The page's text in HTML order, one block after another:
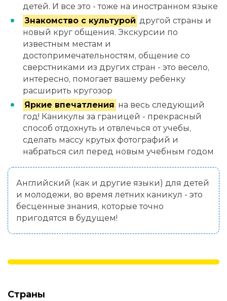
детей. И все это - тоже на иностранном языке
Знакомство с культурой другой страны и
новый круг общения. Экскурсии по
известным местам и
достопримечательностям, общение со
сверстниками из других стран - это весело,
интересно, помогает вашему ребенку
расширить кругозор
Яркие впечатления на весь следующий
год! Каникулы за границей - прекрасный
способ отдохнуть и отвлечься от учебы,
сделать массу крутых фотографий и
набраться сил перед новым учебным годом
Английский (как и другие языки) для детей
и молодежи, во время летних каникул - это
бесценные знания, которые точно
пригодятся в будущем!
Страны